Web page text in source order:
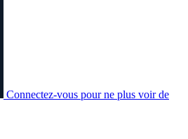
Connectez-vous pour ne plus voir de